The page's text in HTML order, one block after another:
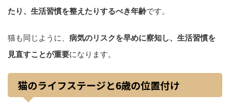
たり、生活習慣を整えたりするべき年齢です。
猫も同じように、 病気のリスクを早めに察知し、生活習慣を
見直すことが重要になります。
猫のライフステージと6歳の位置付け